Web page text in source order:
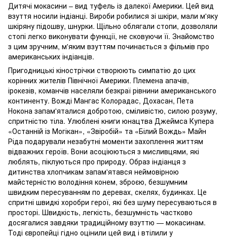
Дитячі мокасини – вид туфель із далекої Америки. Цей вид
взуття носили індіанці. Вироби робилися зі шкіри, мали м'яку
шкіряну підошву, шнурки. Щільно облягали стопи, дозволяли
стопі легко виконувати функції, не сковуючи її. Знайомство
з цим зручним, м'яким взуттям починається з фільмів про
американських індіанців.
Пригодницькі кінострічки створюють симпатію до цих
корінних жителів Північної Америки. Племена апачів,
ірокезів, команчів населяли безкраї рівнини американського
континенту. Вожді Мангас Колорадас, Дохасан, Пета
Нокона запам'яталися добротою, сміливістю, силою розуму,
спритністю тіла. Улюблені книги юнацтва Джеймса Купера
«Останній із Могікан», «Звіробій» та «Білий Вождь» Майн
Ріда подарували незабутні моменти захоплення життям
відважних героїв. Вони асоціюються з мисливцями, які
люблять, піклуються про природу. Образ індіанця з
дитинства хлопчикам запам'ятався неймовірною
майстерністю володіння конем, зброєю, безшумним
швидким пересуванням по деревах, скелях, будинках. Це
спритні швидкі хоробри герої, які без шуму пересуваються в
просторі. Швидкість, легкість, безшумність частково
досягалися завдяки традиційному взуттю — мокасинам.
Тоді європейці гідно оцінили цей вид і втілили у